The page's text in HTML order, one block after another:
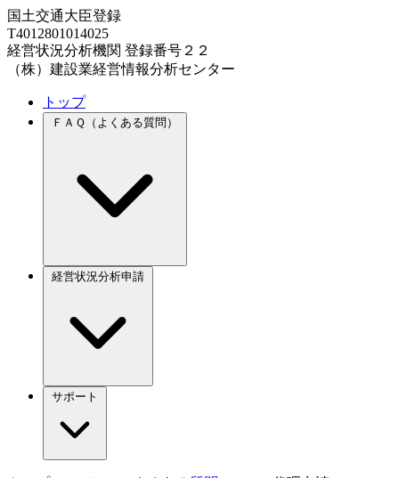
国土交通大臣登録
T4012801014025
経営状況分析機関 登録番号２２
（株）建設業経営情報分析センター
トップ
ＦＡＱ（よくある質問）
経営状況分析申請
サポート